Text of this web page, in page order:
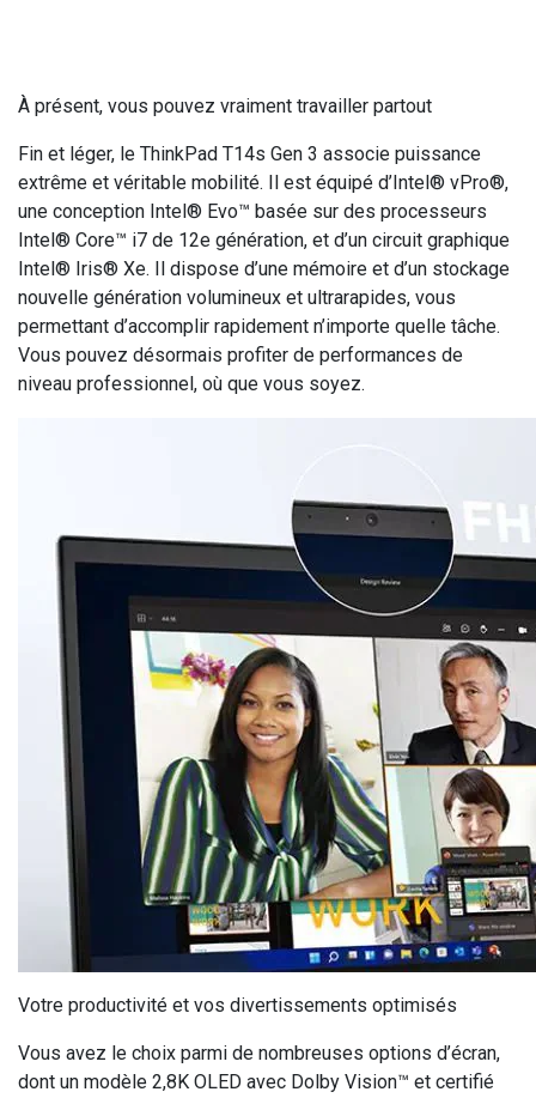
À présent, vous pouvez vraiment travailler partout
Fin et léger, le ThinkPad T14s Gen 3 associe puissance
extrême et véritable mobilité. Il est équipé d’Intel® vPro®,
une conception Intel® Evo™ basée sur des processeurs
Intel® Core™ i7 de 12e génération, et d’un circuit graphique
Intel® Iris® Xe. Il dispose d’une mémoire et d’un stockage
nouvelle génération volumineux et ultrarapides, vous
permettant d’accomplir rapidement n’importe quelle tâche.
Vous pouvez désormais profiter de performances de
niveau professionnel, où que vous soyez.
Votre productivité et vos divertissements optimisés
Vous avez le choix parmi de nombreuses options d’écran,
dont un modèle 2,8K OLED avec Dolby Vision™ et certifié